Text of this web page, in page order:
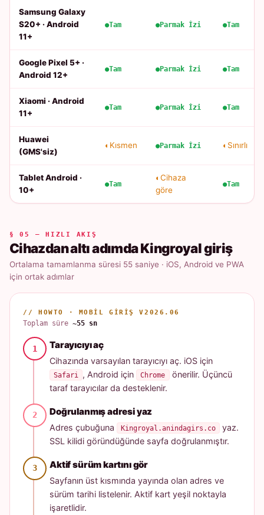
Samsung Galaxy
S20+ · Android
11+
Tam Parmak İzi Tam
Google Pixel 5+ ·
Android 12+
Tam Parmak İzi Tam
Xiaomi · Android
11+
Tam Parmak İzi Tam
Huawei
(GMS'siz)
Kısmen Parmak İzi Sınırlı
Tablet Android ·
10+
Tam
Cihaza
göre
Tam
§ 05 — HIZLI AKIŞ
Cihazdan altı adımda Kingroyal giriş
Ortalama tamamlanma süresi 55 saniye · iOS, Android ve PWA
için ortak adımlar
// HOWTO · MOBIL GIRIŞ V2026.06
Toplam süre~55 sn
Tarayıcıyı aç
Cihazında varsayılan tarayıcıyı aç. iOS için
Safari , Android için Chrome
önerilir. Üçüncü
taraf tarayıcılar da desteklenir.
Doğrulanmış adresi yaz
Adres çubuğuna Kingroyal.anindagirs.co
yaz.
SSL kilidi göründüğünde sayfa doğrulanmıştır.
Aktif sürüm kartını gör
Sayfanın üst kısmında yayında olan adres ve
sürüm tarihi listelenir. Aktif kart yeşil noktayla
işaretlidir.